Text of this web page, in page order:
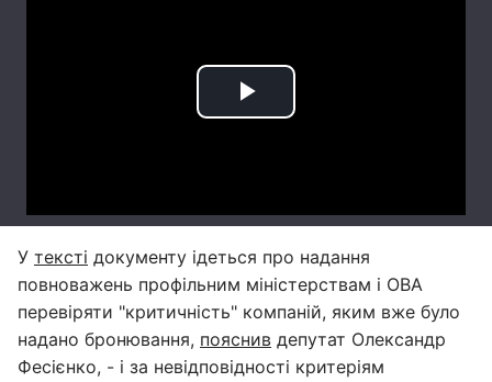
У тексті документу ідеться про надання
повноважень профільним міністерствам і ОВА
перевіряти "критичність" компаній, яким вже було
надано бронювання, пояснив депутат Олександр
Фесієнко, - і за невідповідності критеріям